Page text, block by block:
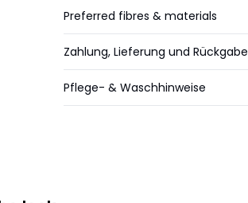
Preferred fibres & materials
Zahlung, Lieferung und Rückgabe
Pflege- & Waschhinweise